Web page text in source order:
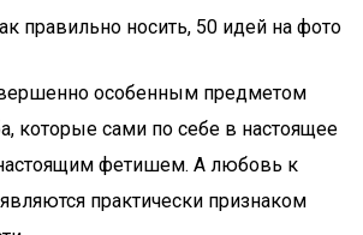
правильно носить, 50 идей на фото
особенным предметом
которые сами по себе в настоящее
фетишем. А любовь к
практически признаком